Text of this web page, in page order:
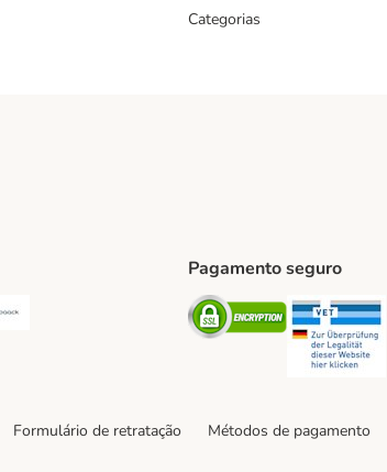
Categorias
Shipping Method
Shipping Method
Paack Shipping Method
Pagamento seguro
Security
Formulário de retratação Métodos de pagamento